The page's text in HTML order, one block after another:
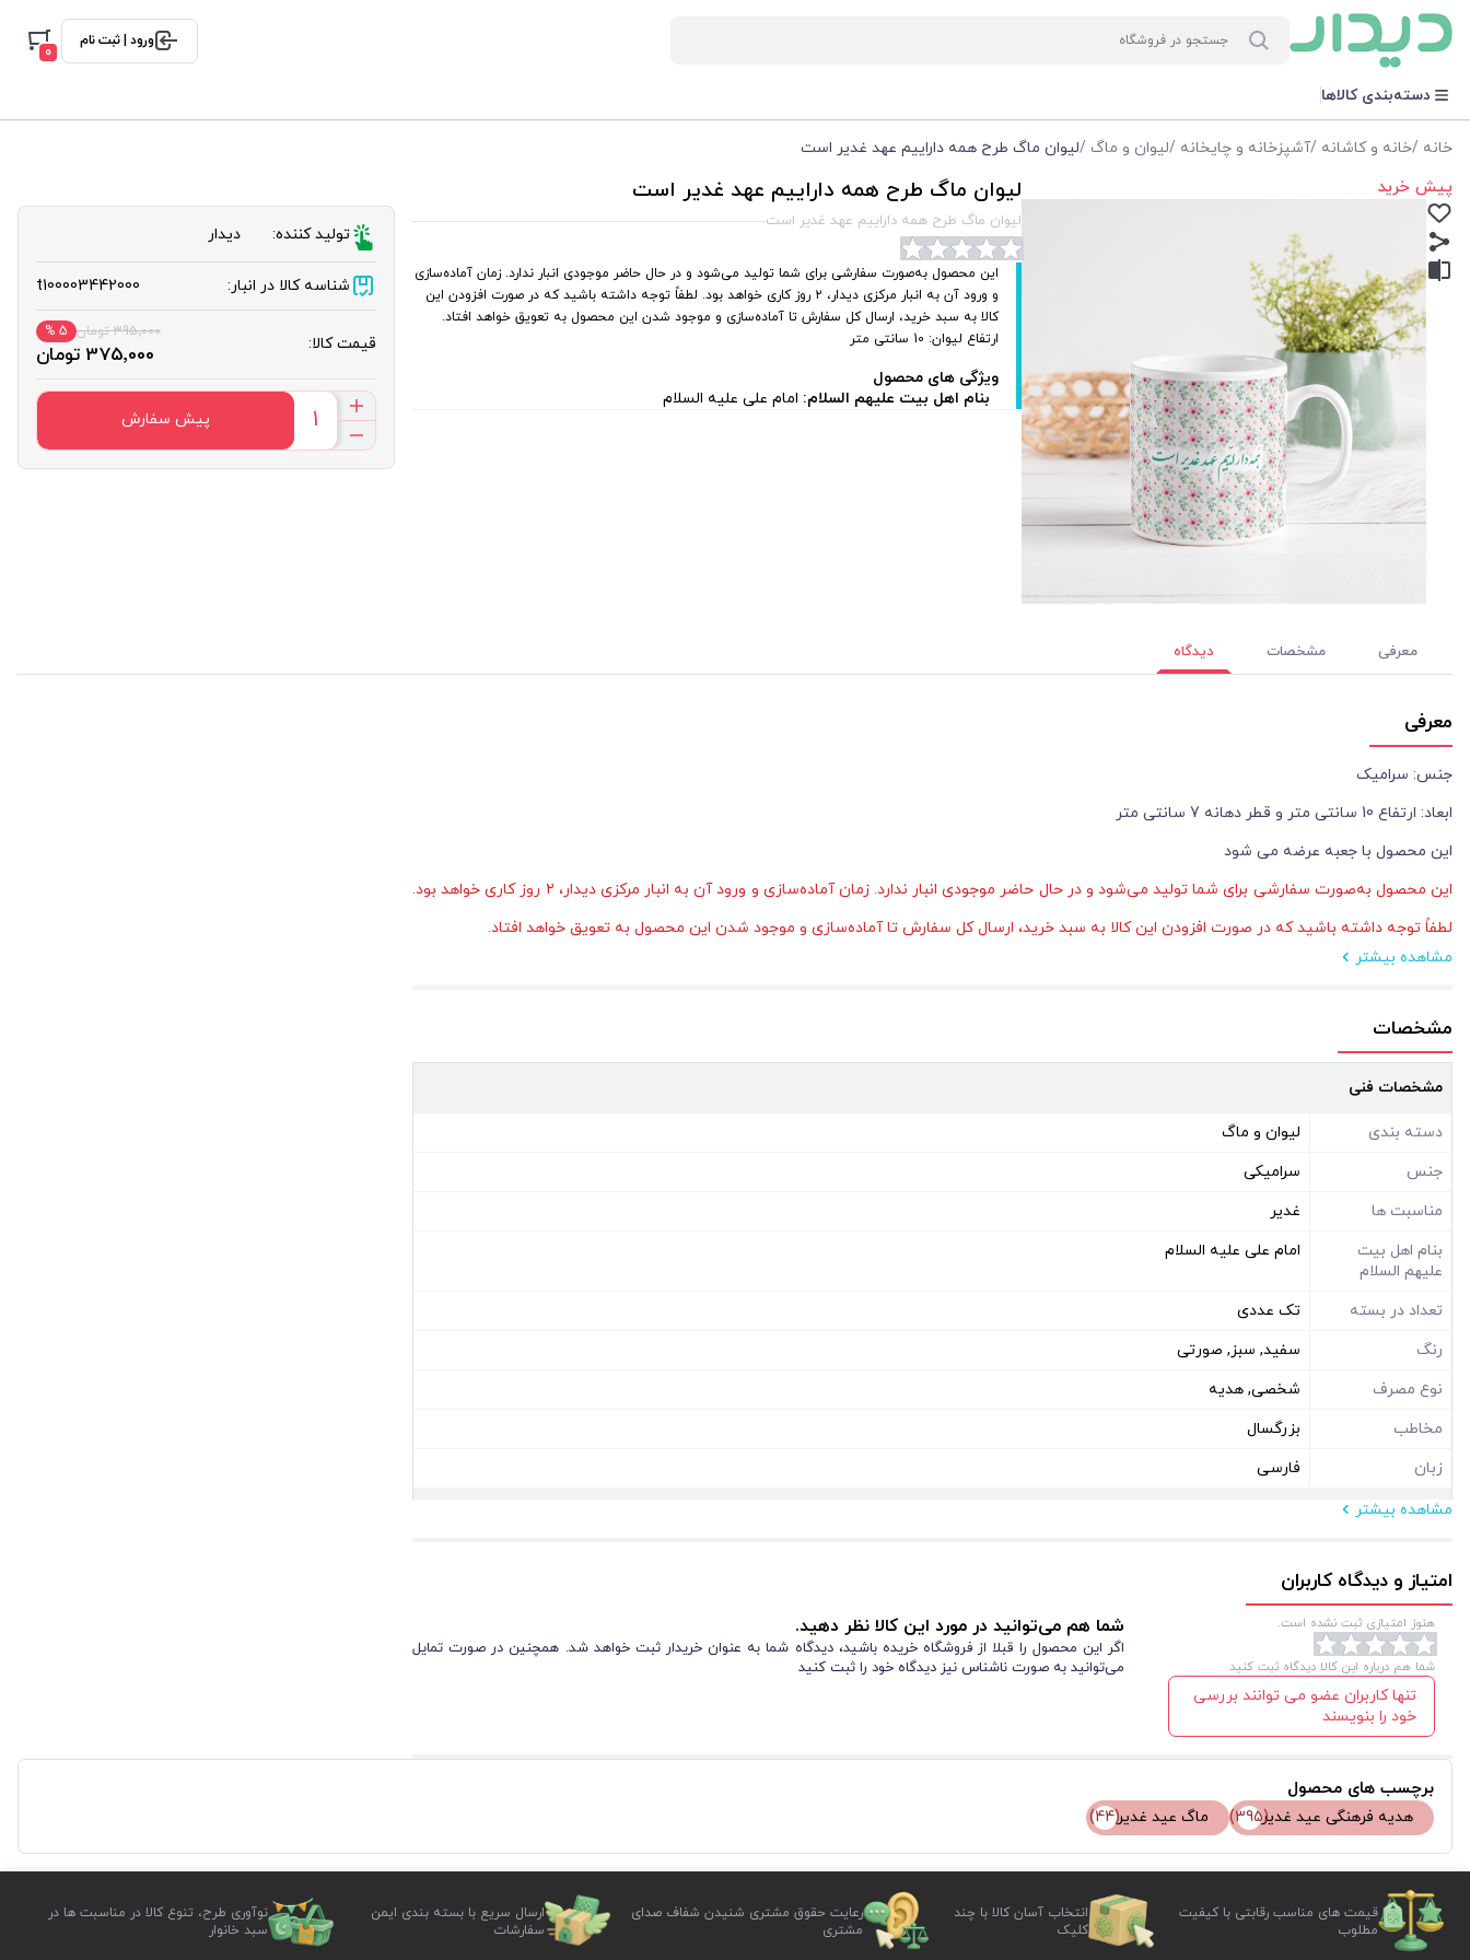
ورود | ثبت نام
0
دسته‌بندی کالاها
خانه /خانه و کاشانه /آشپزخانه و چایخانه /لیوان و ماگ /لیوان ماگ طرح همه داراییم عهد غدیر است
پیش خرید لیوان ماگ طرح همه داراییم عهد غدیر است
لیوان ماگ طرح همه داراییم عهد غدیر است
این محصول به‌صورت سفارشی برای شما تولید می‌شود و در حال حاضر موجودی انبار ندارد. زمان آماده‌سازی
و ورود آن به انبار مرکزی دیدار، ۲ روز کاری خواهد بود. لطفاً توجه داشته باشید که در صورت افزودن این
کالا به سبد خرید، ارسال کل سفارش تا آماده‌سازی و موجود شدن این محصول به تعویق خواهد افتاد.
ارتفاع لیوان: 10 سانتی متر
ویژگی های محصول
بنام اهل بیت علیهم السلام: امام علی علیه السلام
تولید کننده: دیدار
شناسه کالا در انبار: t100003442000
قیمت کالا:
395٬000 تومان 5 %
375٬000 تومان
پیش سفارش
معرفی مشخصات دیدگاه
معرفی
جنس: سرامیک
ابعاد: ارتفاع 10 سانتی متر و قطر دهانه 7 سانتی متر
این محصول با جعبه عرضه می شود
این محصول به‌صورت سفارشی برای شما تولید می‌شود و در حال حاضر موجودی انبار ندارد. زمان آماده‌سازی و ورود آن به انبار مرکزی دیدار، ۲ روز کاری خواهد بود.
لطفاً توجه داشته باشید که در صورت افزودن این کالا به سبد خرید، ارسال کل سفارش تا آماده‌سازی و موجود شدن این محصول به تعویق خواهد افتاد.
مشاهده بیشتر
مشخصات
مشخصات فنی
دسته بندی
لیوان و ماگ
جنس
سرامیکی
مناسبت ها
غدیر
بنام اهل بیت
علیهم السلام
امام علی علیه السلام
تعداد در بسته
تک عددی
رنگ
سفید, سبز, صورتی
نوع مصرف
شخصی, هدیه
مخاطب
بزرگسال
زبان
فارسی
مشخصات فیزیکی
نوع بسته بندی
جعبه مقوایی
مشاهده بیشتر
امتیاز و دیدگاه کاربران
هنوز امتیازی ثبت نشده است.
شما هم درباره این کالا دیدگاه ثبت کنید
تنها کاربران عضو می توانند بررسی
خود را بنویسند
شما هم می‌توانید در مورد این کالا نظر دهید.
اگر این محصول را قبلا از فروشگاه خریده باشید، دیدگاه شما به عنوان خریدار ثبت خواهد شد. همچنین در صورت تمایل
می‌توانید به صورت ناشناس نیز دیدگاه خود را ثبت کنید
برچسب های محصول
هدیه فرهنگی عید غدیر
(395) ماگ عید غدیر(44)
قیمت های مناسب رقابتی با کیفیت
مطلوب
انتخاب آسان کالا با چند
کلیک
رعایت حقوق مشتری شنیدن شفاف صدای
مشتری
ارسال سریع با بسته بندی ایمن
سفارشات
نوآوری طرح، تنوع کالا در مناسبت ها در
سبد خانوار